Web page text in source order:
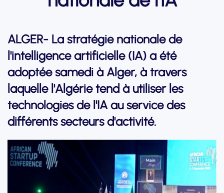
ALGER- La stratégie nationale de
l'intelligence artificielle (IA) a été
adoptée samedi à Alger, à travers
laquelle l'Algérie tend à utiliser les
technologies de l'IA au service des
différents secteurs d'activité.